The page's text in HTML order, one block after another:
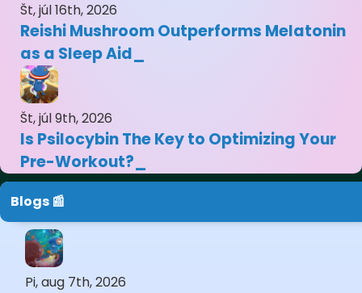
Št, júl 16th, 2026
Reishi Mushroom Outperforms Melatonin
as a Sleep Aid
Št, júl 9th, 2026
Is Psilocybin The Key to Optimizing Your
Pre-Workout?
Blogs 📰
Pi, aug 7th, 2026